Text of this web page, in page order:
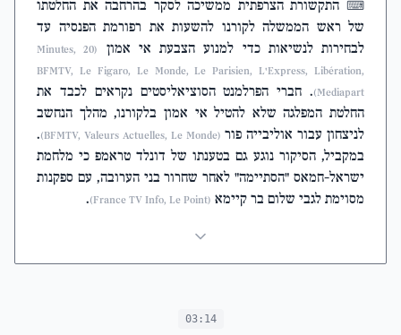
⌨ התקשורת הצרפתית ממשיכה לסקר בהרחבה את החלטתו
של ראש הממשלה לקורנו להשעות את רפורמת הפנסיה עד
לבחירות לנשיאות כדי למנוע הצבעת אי אמון
(20 Minutes,
BFMTV, Le Figaro, Le Monde, Le Parisien, L'Express, Libération,
Mediapart) . חברי הפרלמנט הסוציאליסטים נקראים לכבד את
החלטת המפלגה שלא להטיל אי אמון בלקורנו, מהלך הנחשב
לניצחון עבור אוליבייה פור (BFMTV, Valeurs Actuelles, Le Monde)
.
במקביל, הסיקור נוגע גם בטענתו של דונלד טראמפ כי מלחמת
ישראל-חמאס "הסתיימה" לאחר שחרור בני הערובה, עם ספקנות
מסוימת לגבי שלום בר קיימא (France TV Info, Le Point)
.
03:14